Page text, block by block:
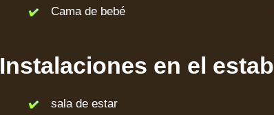
Cama de bebé
Instalaciones en el
sala de estar